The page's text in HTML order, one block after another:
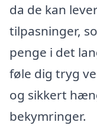
da de kan
tilpasninger,
penge i det
føle dig tryg
og sikkert
bekymringer.